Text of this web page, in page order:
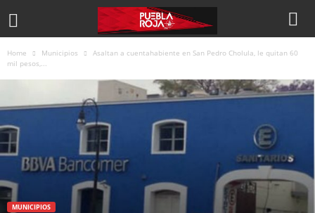
Home Municipios
Asaltan a cuentahabiente en San Pedro Cholula, le quitan 60
mil pesos,...
MUNICIPIOS